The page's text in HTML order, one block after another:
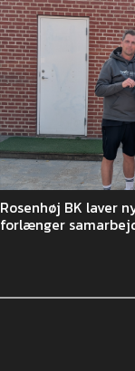
Rosenhøj BK laver
forlænger